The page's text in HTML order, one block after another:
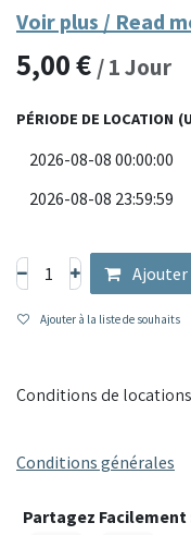
Voir plus / Read
5,00€ /1Jour
PÉRIODE DE LOCATION
Ajouter
Ajouter à la liste de souhaits
Conditions de
Conditions générales
Partagez Facilement